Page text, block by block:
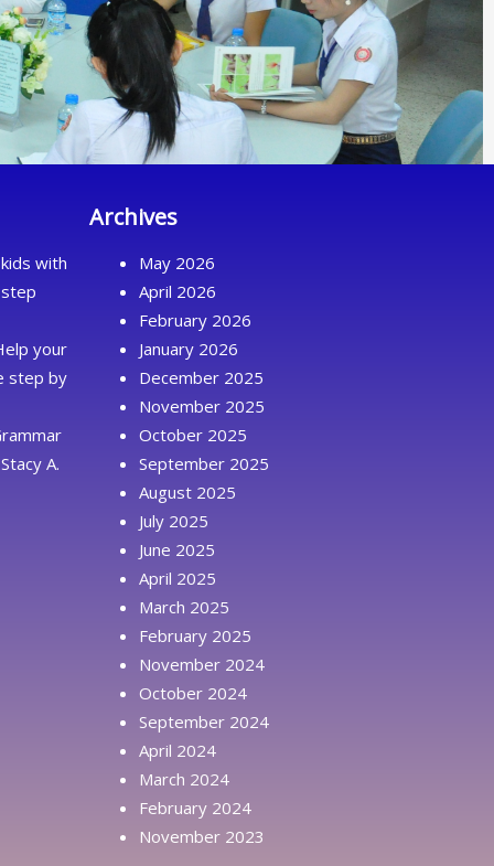
with
your
step by
A.
Archives
May 2026
April 2026
February 2026
January 2026
December 2025
November 2025
October 2025
September 2025
August 2025
July 2025
June 2025
April 2025
March 2025
February 2025
November 2024
October 2024
September 2024
April 2024
March 2024
February 2024
November 2023